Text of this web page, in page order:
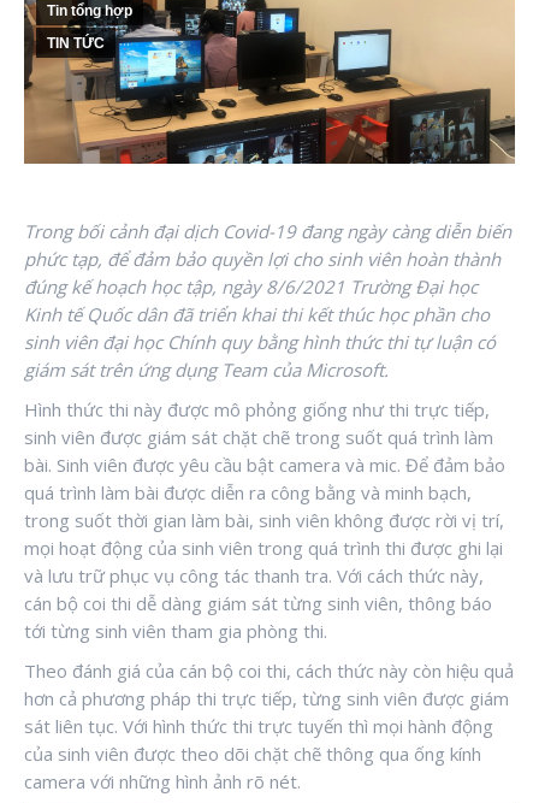
Tin tổng hợp
TIN TỨC
Trong bối cảnh đại dịch Covid-19 đang ngày càng diễn biến
phức tạp, để đảm bảo quyền lợi cho sinh viên hoàn thành
đúng kế hoạch học tập, ngày 8/6/2021 Trường Đại học
Kinh tế Quốc dân đã triển khai thi kết thúc học phần cho
sinh viên đại học Chính quy bằng hình thức thi tự luận có
giám sát trên ứng dụng Team của Microsoft.
Hình thức thi này được mô phỏng giống như thi trực tiếp,
sinh viên được giám sát chặt chẽ trong suốt quá trình làm
bài. Sinh viên được yêu cầu bật camera và mic. Để đảm bảo
quá trình làm bài được diễn ra công bằng và minh bạch,
trong suốt thời gian làm bài, sinh viên không được rời vị trí,
mọi hoạt động của sinh viên trong quá trình thi được ghi lại
và lưu trữ phục vụ công tác thanh tra. Với cách thức này,
cán bộ coi thi dễ dàng giám sát từng sinh viên, thông báo
tới từng sinh viên tham gia phòng thi.
Theo đánh giá của cán bộ coi thi, cách thức này còn hiệu quả
hơn cả phương pháp thi trực tiếp, từng sinh viên được giám
sát liên tục. Với hình thức thi trực tuyến thì mọi hành động
của sinh viên được theo dõi chặt chẽ thông qua ống kính
camera với những hình ảnh rõ nét.